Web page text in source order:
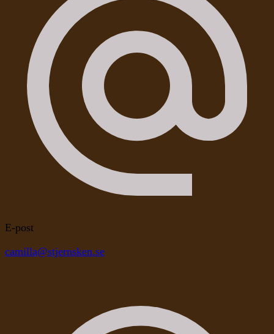
E-post
camilla@stjernsken.se